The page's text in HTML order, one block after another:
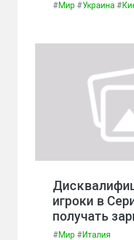
#Мир #Украина #
игроки в
получать
#Мир #Италия